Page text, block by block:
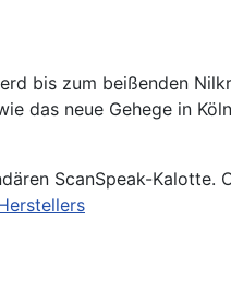
bis zum beißenden
das neue Gehege in
ScanSpeak-